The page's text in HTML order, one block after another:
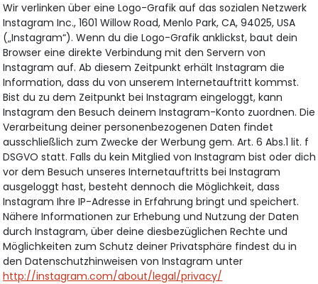
Wir verlinken über eine Logo-Grafik auf das sozialen Netzwerk
Instagram Inc., 1601 Willow Road, Menlo Park, CA, 94025, USA
(„Instagram“). Wenn du die Logo-Grafik anklickst, baut dein
Browser eine direkte Verbindung mit den Servern von
Instagram auf. Ab diesem Zeitpunkt erhält Instagram die
Information, dass du von unserem Internetauftritt kommst.
Bist du zu dem Zeitpunkt bei Instagram eingeloggt, kann
Instagram den Besuch deinem Instagram-Konto zuordnen. Die
Verarbeitung deiner personenbezogenen Daten findet
ausschließlich zum Zwecke der Werbung gem. Art. 6 Abs.1 lit. f
DSGVO statt. Falls du kein Mitglied von Instagram bist oder dich
vor dem Besuch unseres Internetauftritts bei Instagram
ausgeloggt hast, besteht dennoch die Möglichkeit, dass
Instagram Ihre IP-Adresse in Erfahrung bringt und speichert.
Nähere Informationen zur Erhebung und Nutzung der Daten
durch Instagram, über deine diesbezüglichen Rechte und
Möglichkeiten zum Schutz deiner Privatsphäre findest du in
den Datenschutzhinweisen von Instagram unter
http://instagram.com/about/legal/privacy/